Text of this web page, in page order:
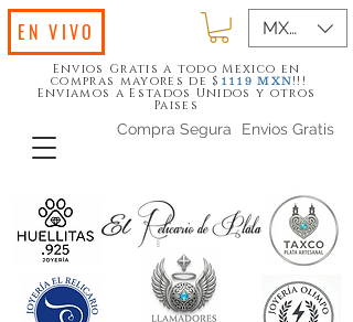
Envios Gratis
Compra Segura
Envios Gratis a todo Mexico en
compras mayores de $ 1119 MXN!!!
Enviamos a Estados Unidos y otros
Paises
MXN ($)
EN VIVO